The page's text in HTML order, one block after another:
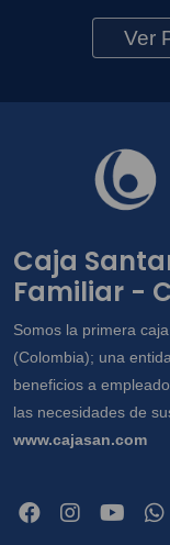
Ver
Caja
Familiar -
Somos la primera
(Colombia); una
beneficios a
las necesidades de
www.cajasan.com